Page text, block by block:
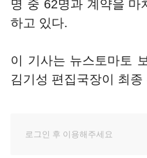
명 중 62명과 계약을 마
하고 있다.
이 기사는 뉴스토마토
김기성 편집국장이 최종